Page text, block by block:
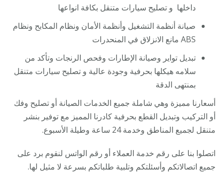
داخلها و تصليح سيارات متنقل بكافة انواعها
صيانة أنظمة التشغيل وأنظمة الأمان ونظام المكابح ونظام
ABS مانع الانزلاق في المنحدرات
تبديل تواير وصيانة الإطارات وفحص الرنجات وتأكد من
سلامه هيكلها بحرفية وجودة عالية و تصليح سيارات متنقل
بمنتهى الدقة
أسعارنا مميزة وهي شاملة جميع الخدمات الصيانة أو تصليح وفك
أو التركيب وتبديل القطع بحرفية كادرنا المميز مع توفير بنشر
متنقل لجميع المناطق وخدمة 24 ساعة وطيلة الأسبوع.
اتصلوا بنا على رقم خدمة العملاء أو رقم الواتس لنقوم برد على
جميع اتصالاتكم وأسئلتكم وتلبية طلباتكم بسرعة لا مثيل لها.